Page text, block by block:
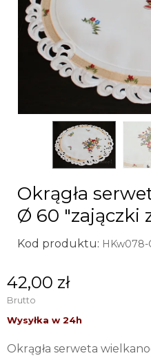
Okrągła
Ø 60 "zajączki
Kod produktu: HKw078-
42,00 zł
Brutto
Okrągła serweta